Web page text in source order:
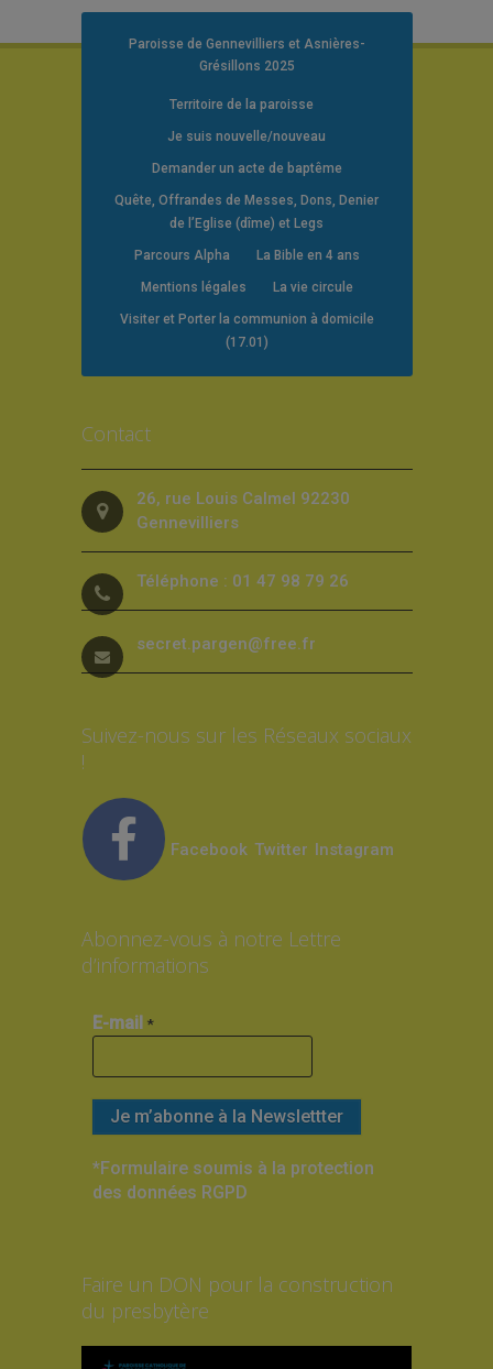
Paroisse de Gennevilliers et Asnières-
Grésillons 2025
Territoire de la paroisse
Je suis nouvelle/nouveau
Demander un acte de baptême
Quête, Offrandes de Messes, Dons, Denier
de l’Eglise (dîme) et Legs
Parcours Alpha La Bible en 4 ans
Mentions légales La vie circule
Visiter et Porter la communion à domicile
(17.01)
Contact
26, rue Louis Calmel 92230
Gennevilliers
Téléphone : 01 47 98 79 26
secret.pargen@free.fr
Suivez-nous sur les Réseaux sociaux
!
Facebook Twitter Instagram
Abonnez-vous à notre Lettre
d’informations
E-mail *
*Formulaire soumis à la protection
des données RGPD
Faire un DON pour la construction
du presbytère